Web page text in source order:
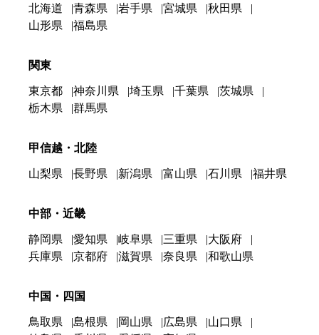
北海道 青森県 岩手県 宮城県
秋田県
山形県
福島県
関東
東京都 神奈川県 埼玉県 千葉県
茨城県
栃木県
群馬県
甲信越・北陸
山梨県 長野県 新潟県 富山県 石川県 福井県
中部・近畿
静岡県 愛知県 岐阜県 三重県
大阪府
兵庫県
京都府 滋賀県 奈良県 和歌山県
中国・四国
鳥取県 島根県 岡山県 広島県
山口県